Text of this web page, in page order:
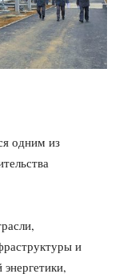
одним из
и